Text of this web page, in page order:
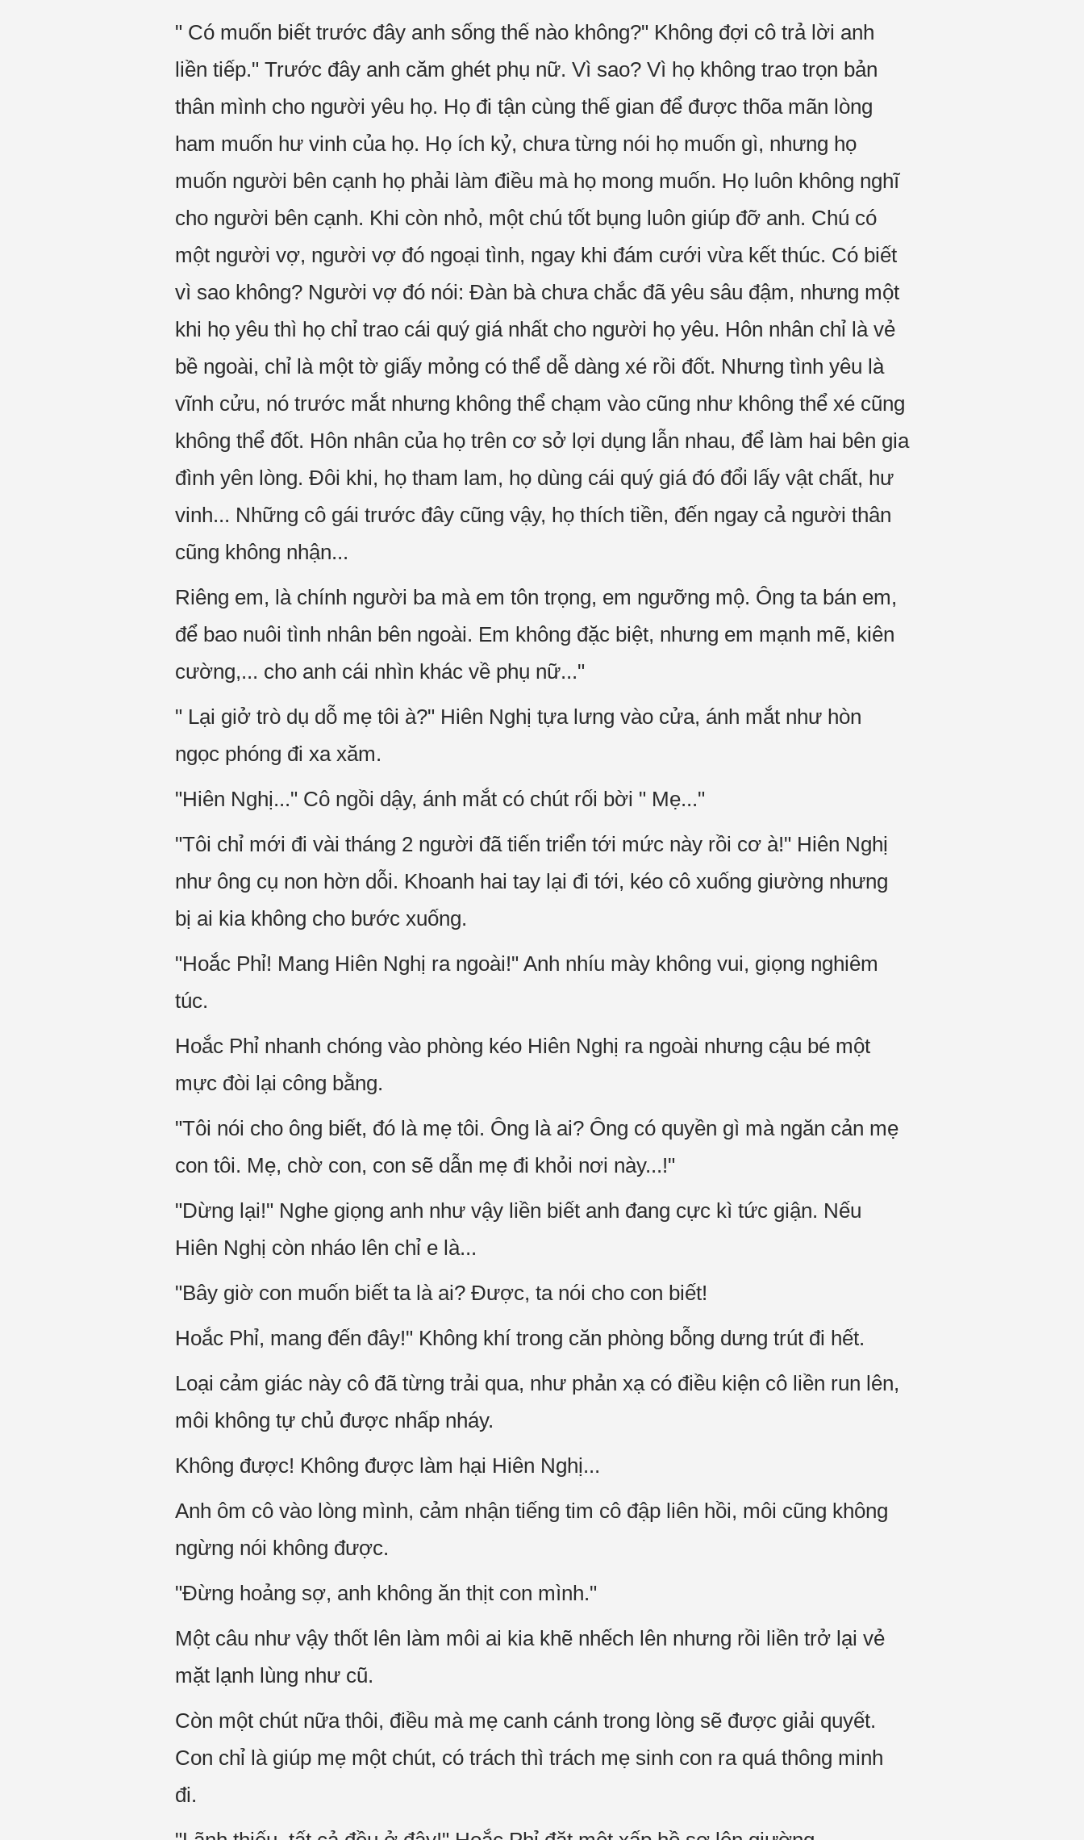
" Có muốn biết trước đây anh sống thế nào không?" Không đợi cô trả lời anh
liền tiếp." Trước đây anh căm ghét phụ nữ. Vì sao? Vì họ không trao trọn bản
thân mình cho người yêu họ. Họ đi tận cùng thế gian để được thõa mãn lòng
ham muốn hư vinh của họ. Họ ích kỷ, chưa từng nói họ muốn gì, nhưng họ
muốn người bên cạnh họ phải làm điều mà họ mong muốn. Họ luôn không nghĩ
cho người bên cạnh. Khi còn nhỏ, một chú tốt bụng luôn giúp đỡ anh. Chú có
một người vợ, người vợ đó ngoại tình, ngay khi đám cưới vừa kết thúc. Có biết
vì sao không? Người vợ đó nói: Đàn bà chưa chắc đã yêu sâu đậm, nhưng một
khi họ yêu thì họ chỉ trao cái quý giá nhất cho người họ yêu. Hôn nhân chỉ là vẻ
bề ngoài, chỉ là một tờ giấy mỏng có thể dễ dàng xé rồi đốt. Nhưng tình yêu là
vĩnh cửu, nó trước mắt nhưng không thể chạm vào cũng như không thể xé cũng
không thể đốt. Hôn nhân của họ trên cơ sở lợi dụng lẫn nhau, để làm hai bên gia
đình yên lòng. Đôi khi, họ tham lam, họ dùng cái quý giá đó đổi lấy vật chất, hư
vinh... Những cô gái trước đây cũng vậy, họ thích tiền, đến ngay cả người thân
cũng không nhận...
Riêng em, là chính người ba mà em tôn trọng, em ngưỡng mộ. Ông ta bán em,
để bao nuôi tình nhân bên ngoài. Em không đặc biệt, nhưng em mạnh mẽ, kiên
cường,... cho anh cái nhìn khác về phụ nữ..."
" Lại giở trò dụ dỗ mẹ tôi à?" Hiên Nghị tựa lưng vào cửa, ánh mắt như hòn
ngọc phóng đi xa xăm.
"Hiên Nghị..." Cô ngồi dậy, ánh mắt có chút rối bời " Mẹ..."
"Tôi chỉ mới đi vài tháng 2 người đã tiến triển tới mức này rồi cơ à!" Hiên Nghị
như ông cụ non hờn dỗi. Khoanh hai tay lại đi tới, kéo cô xuống giường nhưng
bị ai kia không cho bước xuống.
"Hoắc Phỉ! Mang Hiên Nghị ra ngoài!" Anh nhíu mày không vui, giọng nghiêm
túc.
Hoắc Phỉ nhanh chóng vào phòng kéo Hiên Nghị ra ngoài nhưng cậu bé một
mực đòi lại công bằng.
"Tôi nói cho ông biết, đó là mẹ tôi. Ông là ai? Ông có quyền gì mà ngăn cản mẹ
con tôi. Mẹ, chờ con, con sẽ dẫn mẹ đi khỏi nơi này...!"
"Dừng lại!" Nghe giọng anh như vậy liền biết anh đang cực kì tức giận. Nếu
Hiên Nghị còn nháo lên chỉ e là...
"Bây giờ con muốn biết ta là ai? Được, ta nói cho con biết!
Hoắc Phỉ, mang đến đây!" Không khí trong căn phòng bỗng dưng trút đi hết.
Loại cảm giác này cô đã từng trải qua, như phản xạ có điều kiện cô liền run lên,
môi không tự chủ được nhấp nháy.
Không được! Không được làm hại Hiên Nghị...
Anh ôm cô vào lòng mình, cảm nhận tiếng tim cô đập liên hồi, môi cũng không
ngừng nói không được.
"Đừng hoảng sợ, anh không ăn thịt con mình."
Một câu như vậy thốt lên làm môi ai kia khẽ nhếch lên nhưng rồi liền trở lại vẻ
mặt lạnh lùng như cũ.
Còn một chút nữa thôi, điều mà mẹ canh cánh trong lòng sẽ được giải quyết.
Con chỉ là giúp mẹ một chút, có trách thì trách mẹ sinh con ra quá thông minh
đi.